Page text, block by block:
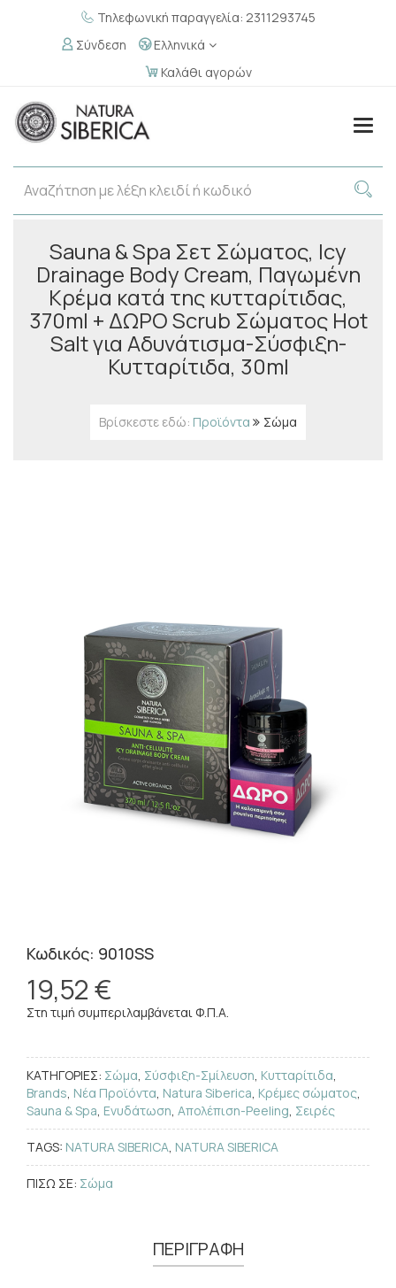
Τηλεφωνική παραγγελία: 2311293745
Σύνδεση
Ελληνικά
Καλάθι αγορών
Sauna & Spa Σετ Σώματος, Icy
Drainage Body Cream, Παγωμένη
Κρέμα κατά της κυτταρίτιδας,
370ml + ΔΩΡΟ Scrub Σώματος Hot
Salt για Αδυνάτισμα-Σύσφιξη-
Κυτταρίτιδα, 30ml
Βρίσκεστε εδώ: Προϊόντα Σώμα
Κωδικός: 9010SS
19,52 €
Στη τιμή συμπεριλαμβάνεται Φ.Π.Α.
ΚΑΤΗΓΟΡΙΕΣ: Σώμα, Σύσφιξη-Σμίλευση, Κυτταρίτιδα,
Brands, Νέα Προϊόντα, Natura Siberica, Κρέμες σώματος,
Sauna & Spa, Ενυδάτωση, Απολέπιση-Peeling, Σειρές
TAGS: NATURA SIBERICA, NATURA SIBERICA
ΠΙΣΩ ΣΕ: Σώμα
ΠΕΡΙΓΡΑΦΗ